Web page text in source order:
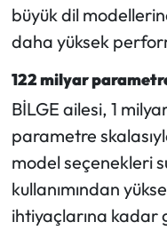
büyük dil
daha yüksek
122 milyar
BİLGE ailesi, 1
parametre
model seçenekleri
kullanımından
ihtiyaçlarına kadar